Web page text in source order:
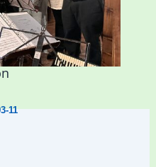
S. Patrick
du
11